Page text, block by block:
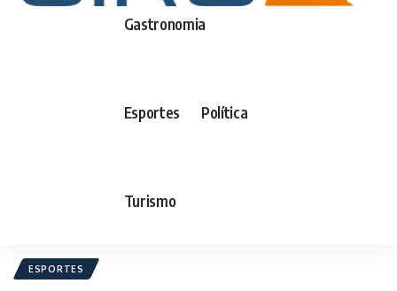
Gastronomia
Esportes Política
Turismo
ESPORTES